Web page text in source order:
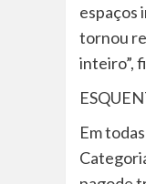
espaços
tornou
inteiro”,
Em